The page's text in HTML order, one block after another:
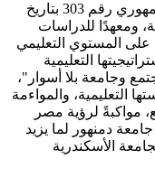
تأسست جامعة دمنهور بمقتضى القرار الجمهوري رقم 303 بتاريخ
هذا وتضم الجامعة عدد 12 كلية، ومعهدًا للدراسات
على المستوي التعليمي
التعليمية
وجامعة بلا أسوار"،
التعليمية، والمواءمة
مواكبةً لرؤية مصر
جامعة دمنهور لما يزيد
الأسكندرية